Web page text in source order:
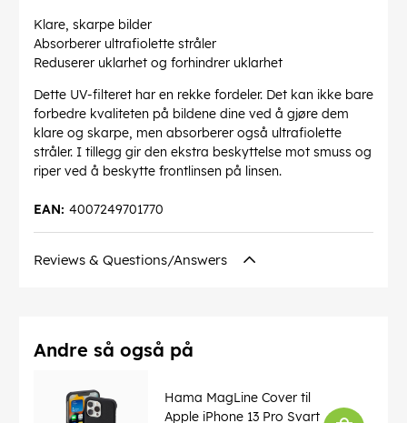
Klare, skarpe bilder
Absorberer ultrafiolette stråler
Reduserer uklarhet og forhindrer uklarhet
Dette UV-filteret har en rekke fordeler. Det kan ikke bare
forbedre kvaliteten på bildene dine ved å gjøre dem
klare og skarpe, men absorberer også ultrafiolette
stråler. I tillegg gir den ekstra beskyttelse mot smuss og
riper ved å beskytte frontlinsen på linsen.
4007249701770
EAN:
Reviews & Questions/Answers
Andre så også på
Hama MagLine Cover til
Apple iPhone 13 Pro Svart